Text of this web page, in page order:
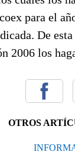
para el
De
2006 los
OTROS